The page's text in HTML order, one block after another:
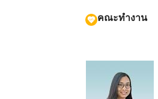
คณะทำงาน